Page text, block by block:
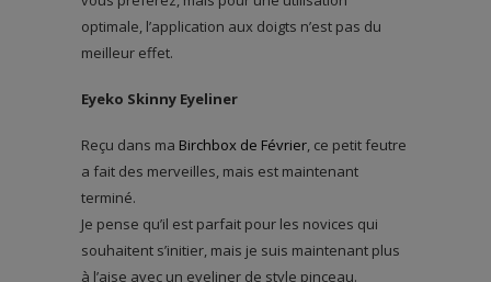
optimale, l’application aux doigts n’est pas du
meilleur effet.
Eyeko Skinny Eyeliner
Reçu dans ma Birchbox de Février, ce petit feutre
a fait des merveilles, mais est maintenant
terminé.
Je pense qu’il est parfait pour les novices qui
souhaitent s’initier, mais je suis maintenant plus
à l’aise avec un eyeliner de style pinceau.